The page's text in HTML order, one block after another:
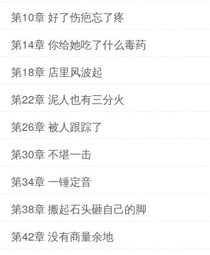
第10章 好了伤疤忘了疼
第14章 你给她吃了什么毒药
第18章 店里风波起
第22章 泥人也有三分火
第26章 被人跟踪了
第30章 不堪一击
第34章 一锤定音
第38章 搬起石头砸自己的脚
第42章 没有商量余地